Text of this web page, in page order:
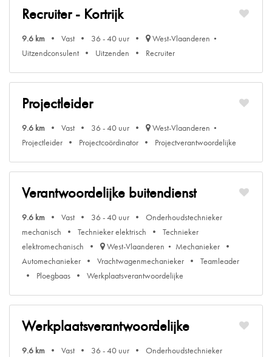
Recruiter - Kortrijk
9.6 km Vast 36 - 40 uur
West-Vlaanderen
Uitzendconsulent
Uitzenden Recruiter
Projectleider
9.6 km Vast 36 - 40 uur
West-Vlaanderen
Projectleider
Projectcoördinator Projectverantwoordelijke
Verantwoordelijke buitendienst
9.6 km Vast 36 - 40 uur
Onderhoudstechnieker
mechanisch
Technieker elektrisch
Technieker
elektromechanisch
West-Vlaanderen
Mechanieker
Automechanieker
Vrachtwagenmechanieker
Teamleader
Ploegbaas
Werkplaatsverantwoordelijke
Werkplaatsverantwoordelijke
9.6 km Vast 36 - 40 uur
Onderhoudstechnieker